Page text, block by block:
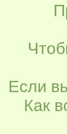
Если
Как